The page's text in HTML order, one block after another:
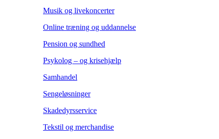
Musik og livekoncerter
Online træning og uddannelse
Pension og sundhed
Psykolog – og krisehjælp
Samhandel
Sengeløsninger
Skadedyrsservice
Tekstil og merchandise